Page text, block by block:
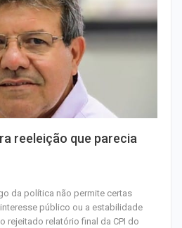
reeleição que parecia
da política não permite certas
público ou a estabilidade
rejeitado relatório final da CPI do